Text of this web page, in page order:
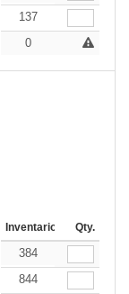
16.20
137
18.73
0
144-287 288 +
Inventario Qty.
16.20
384
16.20
844